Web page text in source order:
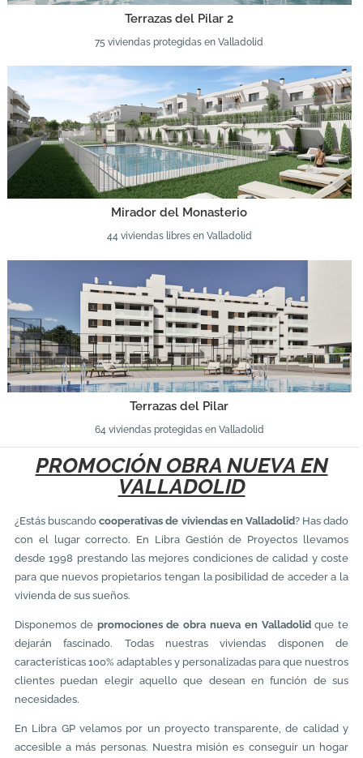
Terrazas del Pilar 2
75 viviendas protegidas en Valladolid
Mirador del Monasterio
44 viviendas libres en Valladolid
Terrazas del Pilar
64 viviendas protegidas en Valladolid
PROMOCIÓN OBRA NUEVA EN
VALLADOLID
¿Estás buscandocooperativas de viviendas en Valladolid? Has dado
con el lugar correcto. En Libra Gestión de Proyectos llevamos
desde 1998 prestando las mejores condiciones de calidad y coste
para que nuevos propietarios tengan la posibilidad de acceder a la
vivienda de sus sueños.
Disponemos de promociones de obra nueva en Valladolidque te
dejarán fascinado. Todas nuestras viviendas disponen de
características 100% adaptables y personalizadas para que nuestros
clientes puedan elegir aquello que desean en función de sus
necesidades.
En Libra GP velamos por un proyecto transparente, de calidad y
accesible a más personas. Nuestra misión es conseguir un hogar